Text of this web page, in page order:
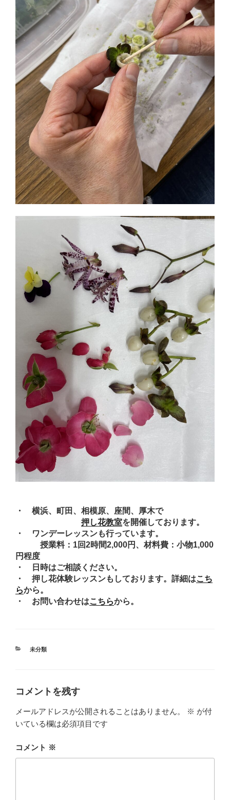
・ 横浜、町田、相模原、座間、厚木で
押し花教室を開催しております。
・ ワンデーレッスンも行っています。
授業料：1回2時間2,000円、材料費：小物1,000
円程度
・ 日時はご相談ください。
・ 押し花体験レッスンもしております。詳細はこち
らから。
・ お問い合わせはこちらから。
カ
ー
未分類
コメントを残す
メールアドレスが公開されることはありません。 ※ が付
いている欄は必須項目です
コメント ※